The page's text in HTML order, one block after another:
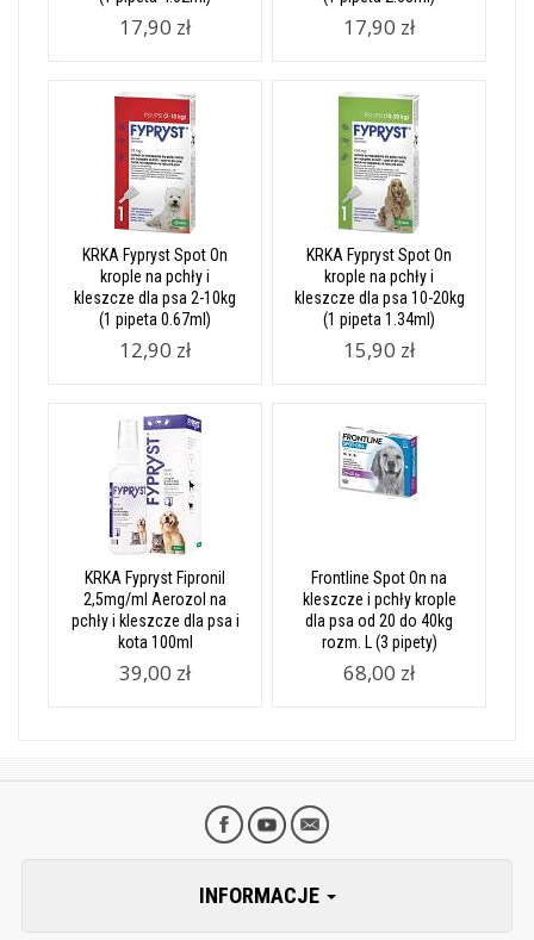
17,90 zł 17,90 zł
KRKA Fypryst Spot On
krople na pchły i
kleszcze dla psa 2-10kg
(1 pipeta 0.67ml)
12,90 zł
KRKA Fypryst Spot On
krople na pchły i
kleszcze dla psa 10-20kg
(1 pipeta 1.34ml)
15,90 zł
KRKA Fypryst Fipronil
2,5mg/ml Aerozol na
pchły i kleszcze dla psa i
kota 100ml
39,00 zł
Frontline Spot On na
kleszcze i pchły krople
dla psa od 20 do 40kg
rozm. L (3 pipety)
68,00 zł
INFORMACJE